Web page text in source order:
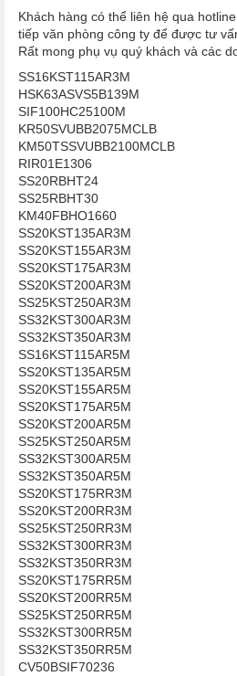
Khách hàng có thể liên hệ qua
tiếp văn phòng công ty để được tư
Rất mong phụ vụ quý khách và các
SS16KST115AR3M
HSK63ASVS5B139M
SIF100HC25100M
KR50SVUBB2075MCLB
KM50TSSVUBB2100MCLB
RIR01E1306
SS20RBHT24
SS25RBHT30
KM40FBHO1660
SS20KST135AR3M
SS20KST155AR3M
SS20KST175AR3M
SS20KST200AR3M
SS25KST250AR3M
SS32KST300AR3M
SS32KST350AR3M
SS16KST115AR5M
SS20KST135AR5M
SS20KST155AR5M
SS20KST175AR5M
SS20KST200AR5M
SS25KST250AR5M
SS32KST300AR5M
SS32KST350AR5M
SS20KST175RR3M
SS20KST200RR3M
SS25KST250RR3M
SS32KST300RR3M
SS32KST350RR3M
SS20KST175RR5M
SS20KST200RR5M
SS25KST250RR5M
SS32KST300RR5M
SS32KST350RR5M
CV50BSIF70236